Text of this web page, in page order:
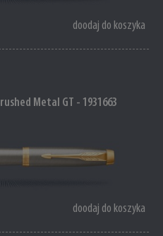
doodaj do koszyka
Metal GT - 1931663
doodaj do koszyka